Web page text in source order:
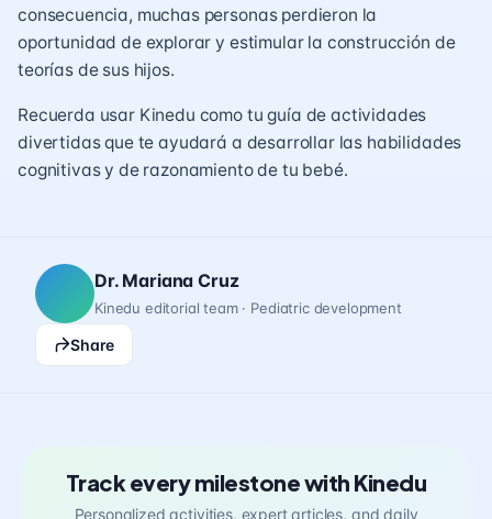
consecuencia, muchas personas perdieron la
oportunidad de explorar y estimular la construcción de
teorías de sus hijos.
Recuerda usar Kinedu como tu guía de actividades
divertidas que te ayudará a desarrollar las habilidades
cognitivas y de razonamiento de tu bebé.
Dr. Mariana Cruz
Kinedu editorial team · Pediatric development
Share
Track every milestone with Kinedu
Personalized activities, expert articles, and daily